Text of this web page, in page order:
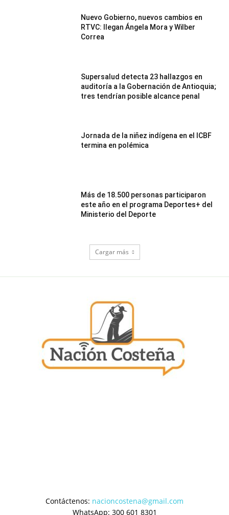
Nuevo Gobierno, nuevos cambios en
RTVC: llegan Ángela Mora y Wilber
Correa
Supersalud detecta 23 hallazgos en
auditoría a la Gobernación de Antioquia;
tres tendrían posible alcance penal
Jornada de la niñez indígena en el ICBF
termina en polémica
Más de 18.500 personas participaron
este año en el programa Deportes+ del
Ministerio del Deporte
Cargar más
Contáctenos: nacioncostena@gmail.com
WhatsApp: 300 601 8301